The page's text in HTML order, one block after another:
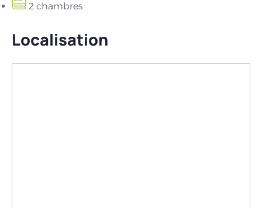
2 chambres
Localisation